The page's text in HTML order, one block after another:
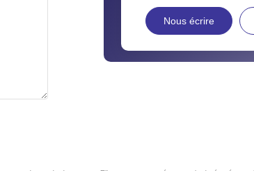
Nous écrire